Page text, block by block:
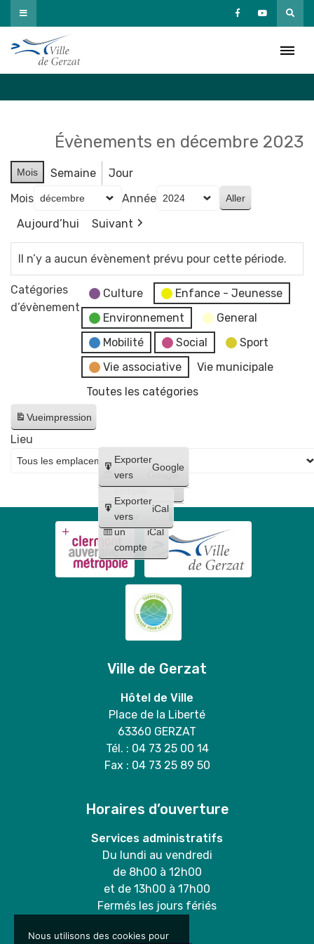
Passer
au
contenu
Évènements en décembre 2023
Mois Semaine
Jour
Mois
Année
Aujourd’hui
Suivant
Il n’y a aucun évènement prévu pour cette période.
Catégories
d’évènement
Culture
Enfance - Jeunesse
Environnement
General
Mobilité
Social
Sport
Vie associative
Vie municipale
Toutes les catégories
Vueimpression
Créer
un
compte
Google
Créer
un
compte
iCal
Exporter
vers
Google
Exporter
vers
iCal
Lieu
Ville de Gerzat
Hôtel de Ville
Place de la Liberté
63360 GERZAT
Tél. : 04 73 25 00 14
Fax : 04 73 25 89 50
Horaires d’ouverture
Services administratifs
Du lundi au vendredi
de 8h00 à 12h00
et de 13h00 à 17h00
Fermés les jours fériés
Nous utilisons des cookies pour